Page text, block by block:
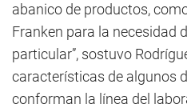
abanico de productos,
Franken para la necesidad
particular”, sostuvo
características de algunos
conforman la línea del